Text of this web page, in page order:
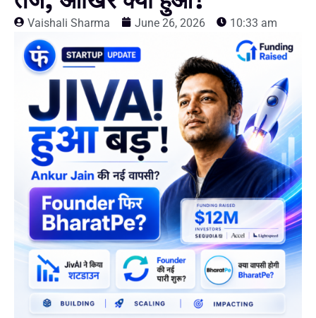
Vaishali Sharma June 26, 2026 10:33 am